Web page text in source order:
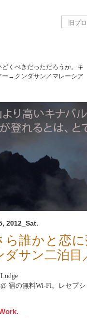
くべきだっただろうか。キ
ー→クンダサン／マレーシア
2012_Sat.
ら誰かと恋
ダサン二泊目
宿の無料Wi-Fi。レセプ